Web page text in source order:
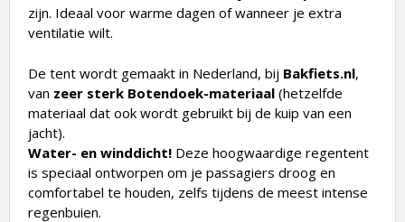
zijn. Ideaal voor warme dagen of wanneer je extra
ventilatie wilt.
De tent wordt gemaakt in Nederland, bij Bakfiets.nl,
van zeer sterk Botendoek-materiaal (hetzelfde
materiaal dat ook wordt gebruikt bij de kuip van een
jacht).
Water- en winddicht! Deze hoogwaardige regentent
is speciaal ontworpen om je passagiers droog en
comfortabel te houden, zelfs tijdens de meest intense
regenbuien.